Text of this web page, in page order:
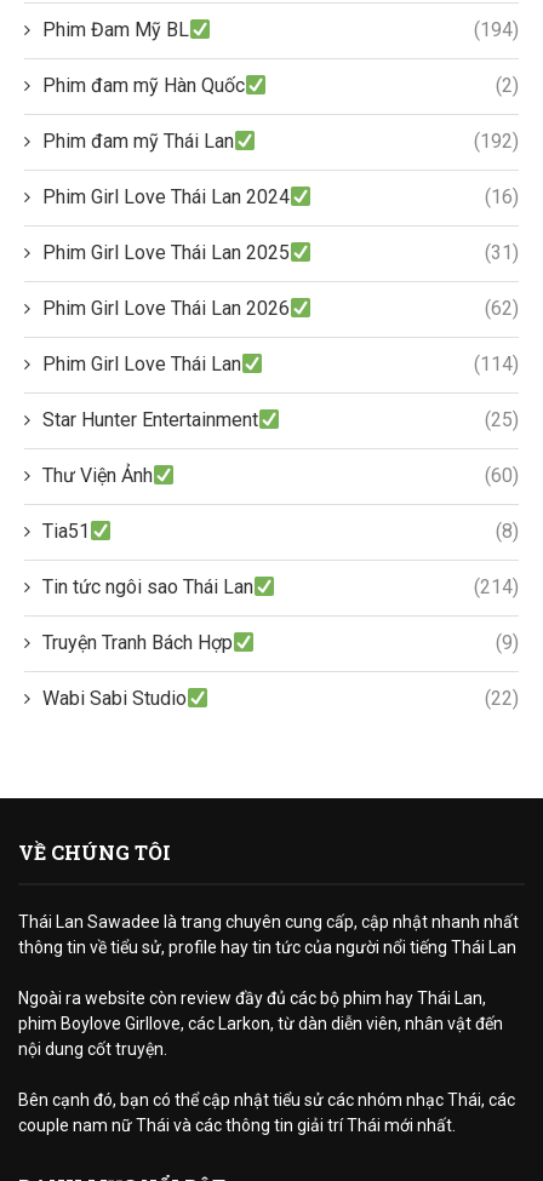
Phim Đam Mỹ BL (194)
Phim đam mỹ Hàn Quốc (2)
Phim đam mỹ Thái Lan (192)
Phim Girl Love Thái Lan 2024 (16)
Phim Girl Love Thái Lan 2025 (31)
Phim Girl Love Thái Lan 2026 (62)
Phim Girl Love Thái Lan (114)
Star Hunter Entertainment (25)
Thư Viện Ảnh (60)
Tia51 (8)
Tin tức ngôi sao Thái Lan (214)
Truyện Tranh Bách Hợp (9)
Wabi Sabi Studio (22)
VỀ CHÚNG TÔI
Thái Lan Sawadee là trang chuyên cung cấp, cập nhật nhanh nhất
thông tin về tiểu sử, profile hay tin tức của người nổi tiếng Thái Lan
Ngoài ra website còn review đầy đủ các bộ phim hay Thái Lan,
phim Boylove Girllove, các Larkon, từ dàn diễn viên, nhân vật đến
nội dung cốt truyện.
Bên cạnh đó, bạn có thể cập nhật tiểu sử các nhóm nhạc Thái, các
couple nam nữ Thái và các thông tin giải trí Thái mới nhất.